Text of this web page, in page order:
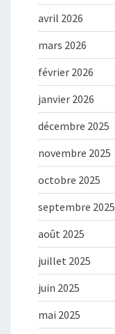
avril 2026
mars 2026
février 2026
janvier 2026
décembre 2025
novembre 2025
octobre 2025
septembre 2025
août 2025
juillet 2025
juin 2025
mai 2025